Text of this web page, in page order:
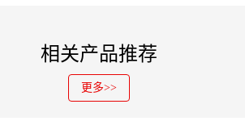
相关产品推荐
更多>>